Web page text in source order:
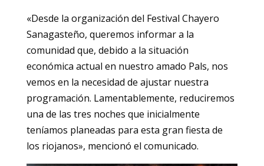
«Desde la organización del Festival Chayero
Sanagasteño, queremos informar a la
comunidad que, debido a la situación
económica actual en nuestro amado Pals, nos
vemos en la necesidad de ajustar nuestra
programación. Lamentablemente, reduciremos
una de las tres noches que inicialmente
teníamos planeadas para esta gran fiesta de
los riojanos», mencionó el comunicado.